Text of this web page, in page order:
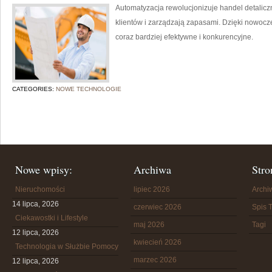
Automatyzacja rewolucjonizuje handel
klientów i zarządzają zapasami. Dzięki
coraz bardziej efektywne i konkurencyjne.
CATEGORIES: NOWE TECHNOLOGIE
Nowe wpisy:
Nieruchomości
14 lipca, 2026
Ciekawostki i Lifestyle
12 lipca, 2026
Technologia w Służbie Pomocy
12 lipca, 2026
Archiwa
lipiec 2026
czerwiec 2026
maj 2026
kwiecień 2026
marzec 2026
Spis
Tagi